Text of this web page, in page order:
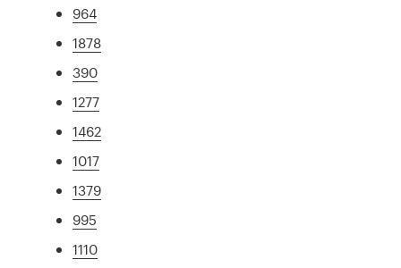
964
1878
390
1277
1462
1017
1379
995
1110